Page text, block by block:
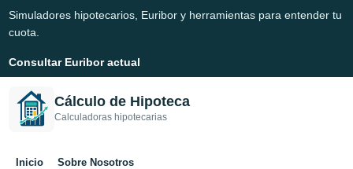
Simuladores hipotecarios, Euribor y herramientas para entender tu
cuota.
Consultar Euribor actual
Cálculo de Hipoteca
Calculadoras hipotecarias
Inicio Sobre Nosotros